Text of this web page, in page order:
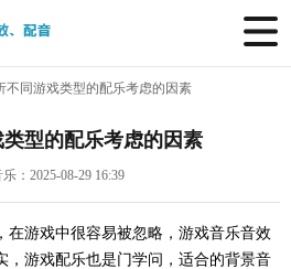
不同游戏类型的配乐考虑的因素
型的配乐考虑的因素
：2025-08-29 16:39
在游戏中很容易被忽略，游戏音乐音效
， 游戏配乐也是门学问， 适合的背景音